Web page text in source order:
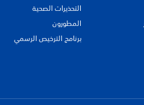
التحذيرات الصحية
المطورون
برنامج الترخيص الرسمي